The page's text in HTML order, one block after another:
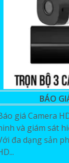
BÁO
giá Camera
và giám sát
đa dạng sản